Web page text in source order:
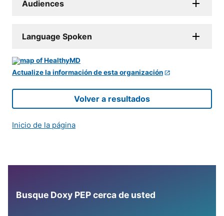
Audiences
Language Spoken
Actualize la información de esta organización
Volver a resultados
Inicio de la página
Busque Doxy PEP cerca de usted